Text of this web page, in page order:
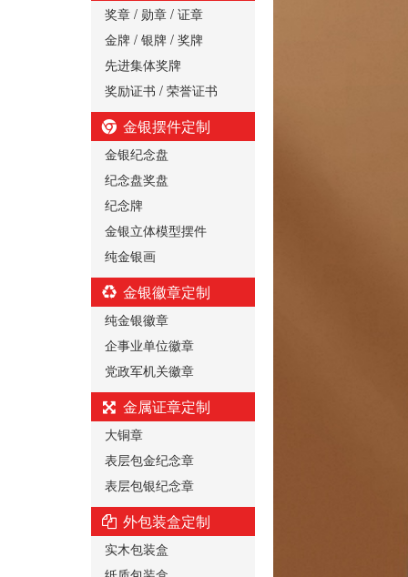
奖章 / 勋章 / 证章
金牌 / 银牌 / 奖牌
先进集体奖牌
奖励证书 / 荣誉证书
金银摆件定制
金银纪念盘
纪念盘奖盘
纪念牌
金银立体模型摆件
纯金银画
金银徽章定制
纯金银徽章
企事业单位徽章
党政军机关徽章
金属证章定制
大铜章
表层包金纪念章
表层包银纪念章
外包装盒定制
实木包装盒